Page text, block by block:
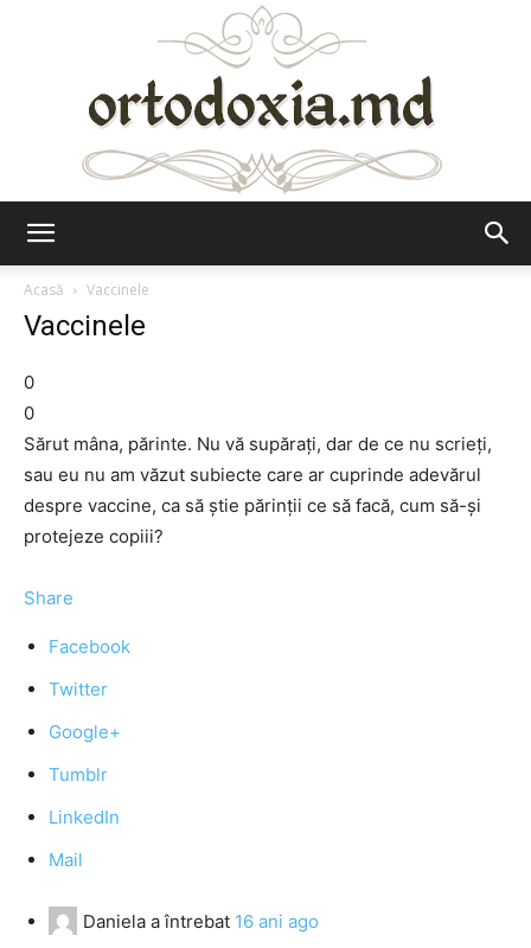
Acasă
Vaccinele
Vaccinele
0
0
Sărut mâna, părinte. Nu vă supăraţi, dar de ce nu scrieţi,
sau eu nu am văzut subiecte care ar cuprinde adevărul
despre vaccine, ca să ştie părinţii ce să facă, cum să-şi
protejeze copiii?
Share
Facebook
Twitter
Google+
Tumblr
LinkedIn
Mail
Daniela a întrebat 16 ani ago